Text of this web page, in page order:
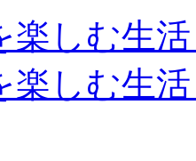
楽しむ生
楽しむ生